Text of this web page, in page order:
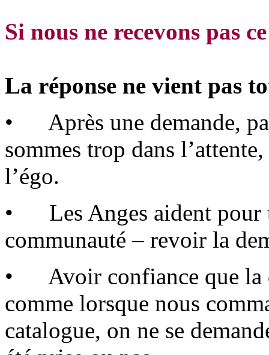
Si nous ne recevons pas
La réponse ne vient pas
• Après une demande,
sommes trop dans
l’égo.
• Les Anges aident pour
communauté – revoir la
• Avoir confiance que la
comme lorsque nous
catalogue, on ne se